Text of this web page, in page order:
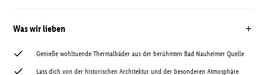
Was wir lieben
Genieße wohltuende Thermalbäder aus der berühmten Bad Nauheimer Quelle
Lass dich von der historischen Architektur und der besonderen Atmosphäre